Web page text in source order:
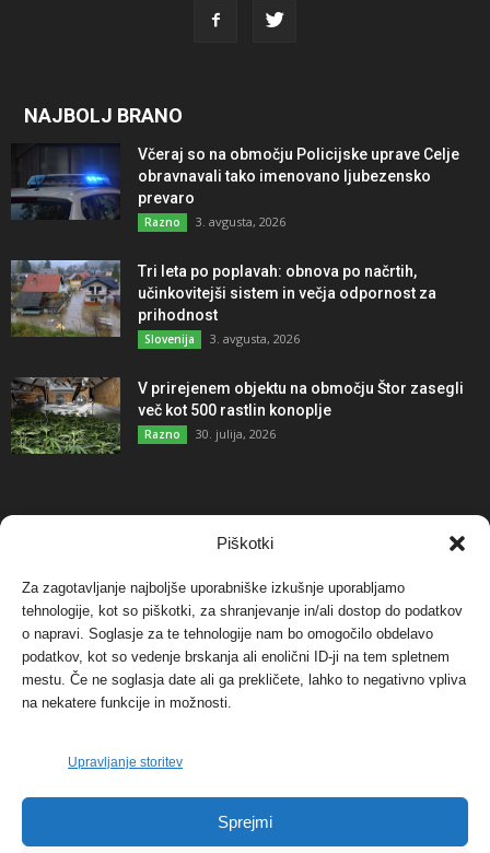
Piškotki
Za zagotavljanje najboljše uporabniške izkušnje uporabljamo
tehnologije, kot so piškotki, za shranjevanje in/ali dostop do podatkov
o napravi. Soglasje za te tehnologije nam bo omogočilo obdelavo
podatkov, kot so vedenje brskanja ali enolični ID-ji na tem spletnem
mestu. Če ne soglasja date ali ga prekličete, lahko to negativno vpliva
na nekatere funkcije in možnosti.
Upravljanje storitev
Sprejmi
NAJBOLJ BRANO
Včeraj so na območju Policijske uprave Celje
obravnavali tako imenovano ljubezensko
prevaro
Razno 3. avgusta, 2026
Tri leta po poplavah: obnova po načrtih,
učinkovitejši sistem in večja odpornost za
prihodnost
Slovenija 3. avgusta, 2026
V prirejenem objektu na območju Štor zasegli
več kot 500 rastlin konoplje
Razno 30. julija, 2026
NAJBOLJ KOMENTIRANO
Protest proti vetrnim elektrarnam na Ojstrici, v
svetu pa vedno bolj...
Dogodki 12. maja, 2017
Tožilstvo v Celovcu v korist elektrarnam
Verbund
FOTO: Razstava cvetličarskega mojstra Andreja
Dogodki 27. novembra, 2017